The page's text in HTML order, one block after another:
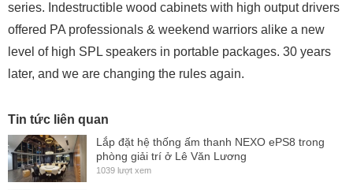
series. Indestructible wood cabinets with high output drivers
offered PA professionals & weekend warriors alike a new
level of high SPL speakers in portable packages. 30 years
later, and we are changing the rules again.
Tin tức liên quan
Lắp đặt hệ thống ấm thanh NEXO ePS8 trong
phòng giải trí ở Lê Văn Lương
1039 lượt xem